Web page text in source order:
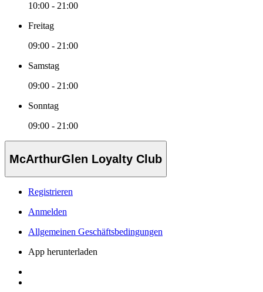
10:00 - 21:00
Freitag
09:00 - 21:00
Samstag
09:00 - 21:00
Sonntag
09:00 - 21:00
McArthurGlen Loyalty Club
Registrieren
Anmelden
Allgemeinen Geschäftsbedingungen
App herunterladen